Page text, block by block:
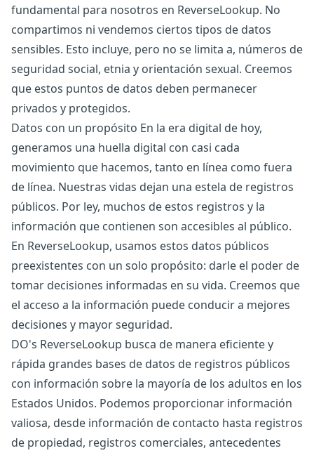
fundamental para nosotros en ReverseLookup. No
compartimos ni vendemos ciertos tipos de datos
sensibles. Esto incluye, pero no se limita a, números de
seguridad social, etnia y orientación sexual. Creemos
que estos puntos de datos deben permanecer
privados y protegidos.
Datos con un propósito En la era digital de hoy,
generamos una huella digital con casi cada
movimiento que hacemos, tanto en línea como fuera
de línea. Nuestras vidas dejan una estela de registros
públicos. Por ley, muchos de estos registros y la
información que contienen son accesibles al público.
En ReverseLookup, usamos estos datos públicos
preexistentes con un solo propósito: darle el poder de
tomar decisiones informadas en su vida. Creemos que
el acceso a la información puede conducir a mejores
decisiones y mayor seguridad.
DO's ReverseLookup busca de manera eficiente y
rápida grandes bases de datos de registros públicos
con información sobre la mayoría de los adultos en los
Estados Unidos. Podemos proporcionar información
valiosa, desde información de contacto hasta registros
de propiedad, registros comerciales, antecedentes